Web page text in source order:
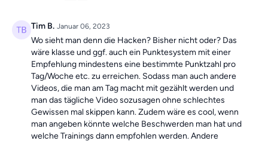
Tim B. Januar 06, 2023
Wo sieht man denn die Hacken? Bisher nicht oder? Das
wäre klasse und ggf. auch ein Punktesystem mit einer
Empfehlung mindestens eine bestimmte Punktzahl pro
Tag/Woche etc. zu erreichen. Sodass man auch andere
Videos, die man am Tag macht mit gezählt werden und
man das tägliche Video sozusagen ohne schlechtes
Gewissen mal skippen kann. Zudem wäre es cool, wenn
man angeben könnte welche Beschwerden man hat und
welche Trainings dann empfohlen werden. Andere